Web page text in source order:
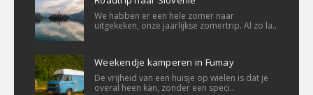
We habben er een hele zomer naar
uitgekeken, onze jaarlijkse zomertrip. Al zo la..
Weekendje kamperen in Fumay
De vrijheid van een huisje op wielen is dat je
overal heen kan, zonder een speci..